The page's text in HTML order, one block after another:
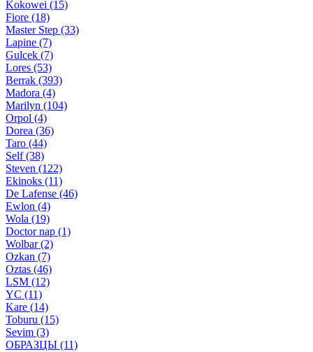
Kokowei (15)
Fiore (18)
Master Step (33)
Lapine (7)
Gulcek (7)
Lores (53)
Berrak (393)
Madora (4)
Marilyn (104)
Orpol (4)
Dorea (36)
Taro (44)
Self (38)
Steven (122)
Ekinoks (11)
De Lafense (46)
Ewlon (4)
Wola (19)
Doctor nap (1)
Wolbar (2)
Ozkan (7)
Oztas (46)
LSM (12)
YC (11)
Kare (14)
Toburu (15)
Sevim (3)
ОБРАЗЦЫ (11)